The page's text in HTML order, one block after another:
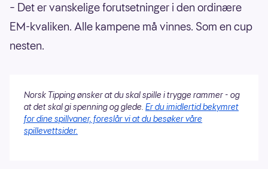
– Det er vanskelige forutsetninger i den ordinære
EM-kvaliken. Alle kampene må vinnes. Som en cup
nesten.
Norsk Tipping ønsker at du skal spille i trygge rammer - og
at det skal gi spenning og glede. Er du imidlertid bekymret
for dine spillvaner, foreslår vi at du besøker våre
spillevettsider.